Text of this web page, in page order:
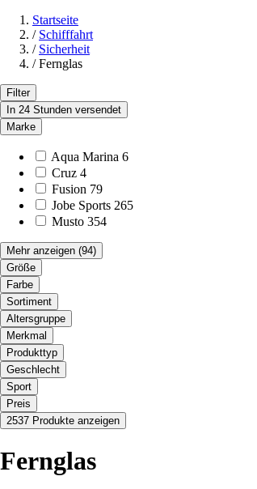
Startseite
/ Schifffahrt
/ Sicherheit
/ Fernglas
Filter
In 24 Stunden versendet
Marke
Aqua Marina 6
Cruz 4
Fusion 79
Jobe Sports 265
Musto 354
Mehr anzeigen (94)
Größe
Farbe
Sortiment
Altersgruppe
Merkmal
Produkttyp
Geschlecht
Sport
Preis
2537 Produkte anzeigen
Fernglas